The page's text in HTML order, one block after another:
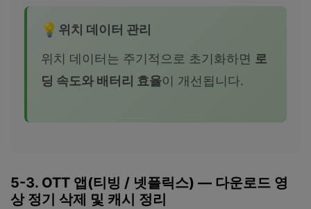
위치 데이터 관리
위치 데이터는 주기적으로 초기화하면 로
딩 속도와 배터리 효율이 개선됩니다.
5-3. OTT 앱(티빙 / 넷플릭스) — 다운로드 영
상 정기 삭제 및 캐시 정리